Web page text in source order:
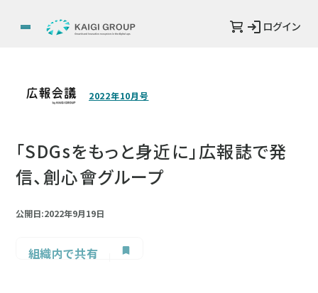
ログイン
2022年10月号
「SDGsをもっと身近に」広報誌で発
信、創心會グループ
公開日:2022年9月19日
組織内で共有